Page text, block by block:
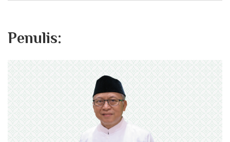
Penulis: